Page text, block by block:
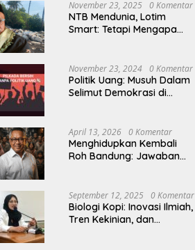
November 23, 2025 0 Komentar
NTB Mendunia, Lotim
Smart: Tetapi Mengapa
November 23, 2024 0 Komentar
Politik Uang: Musuh Dalam
Selimut Demokrasi di
April 13, 2026 0 Komentar
Menghidupkan Kembali
Roh Bandung: Jawaban
September 12, 2025 0 Komentar
Biologi Kopi: Inovasi Ilmiah,
Tren Kekinian, dan